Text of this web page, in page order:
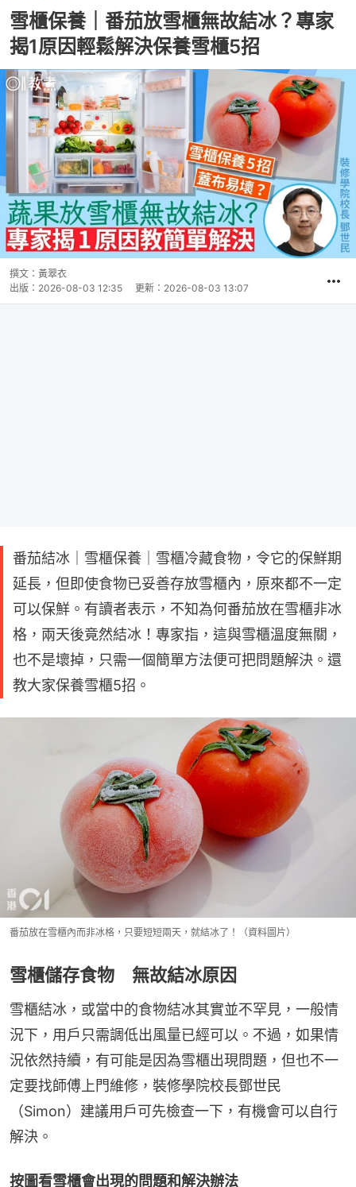
雪櫃保養｜番茄放雪櫃無故結冰？專家
揭1原因輕鬆解決保養雪櫃5招
撰文： 黃翠衣
出版： 2026-08-03 12:35 更新： 2026-08-03 13:07
番茄結冰｜雪櫃保養｜雪櫃冷藏食物，令它的保鮮期
延長，但即使食物已妥善存放雪櫃內，原來都不一定
可以保鮮。有讀者表示，不知為何番茄放在雪櫃非冰
格，兩天後竟然結冰！專家指，這與雪櫃溫度無關，
也不是壞掉，只需一個簡單方法便可把問題解決。還
教大家保養雪櫃5招。
番茄放在雪櫃內而非冰格，只要短短兩天，就結冰了！（資料圖片）
雪櫃儲存食物 無故結冰原因
雪櫃結冰，或當中的食物結冰其實並不罕見，一般情
況下，用戶只需調低出風量已經可以。不過，如果情
況依然持續，有可能是因為雪櫃出現問題，但也不一
定要找師傅上門維修，裝修學院校長鄧世民
（Simon）建議用戶可先檢查一下，有機會可以自行
解決。
按圖看雪櫃會出現的問題和解決辦法